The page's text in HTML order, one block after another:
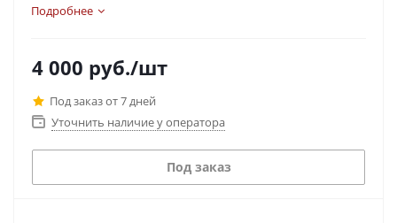
при этом атмосферу романтики и нежности.
которые ценятся в мире на уровне драгоценных
камней и давно уже считаются признаком
роскоши. Бокалы, украшенные кристаллами
Высокое качество и тепло ручной декорации.
Красивая пора Зима – это белоснежный покров,
Подробнее
4 000 руб./шт
Под заказ от 7 дней
Уточнить наличие у оператора
Под заказ